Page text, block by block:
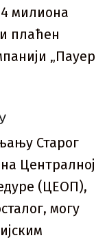
милиона
плаћен
„Пауер
Старог
Централној
(ЦЕОП),
могу